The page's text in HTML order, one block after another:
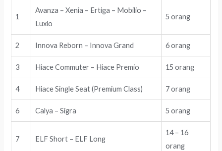
1
Avanza – Xenia – Ertiga – Mobilio –
Luxio
5 orang
2 Innova Reborn – Innova Grand 6 orang
3 Hiace Commuter – Hiace Premio 15 orang
4 Hiace Single Seat (Premium Class) 7 orang
6 Calya – Sigra 5 orang
7 ELF Short – ELF Long
14 – 16
orang